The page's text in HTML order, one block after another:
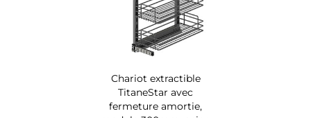
Chariot extractible
TitaneStar avec
fermeture amortie,